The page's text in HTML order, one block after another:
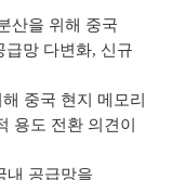
산을 위해 중국
급망 다변화, 신규
중국 현지 메모리
용도 전환 의견이
내 공급망을